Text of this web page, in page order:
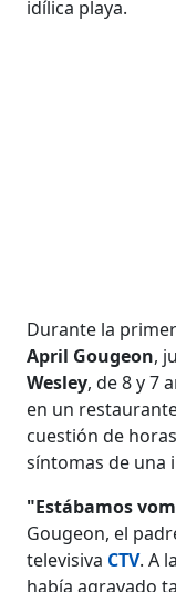
idílica playa.
Durante la
April Gougeon,
Wesley, de 8 y 7
en un
cuestión de
síntomas de una
"Estábamos
Gougeon, el
televisiva CTV. A
había agravado